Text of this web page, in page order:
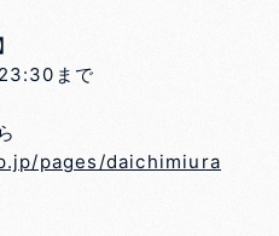
まで
pages/daichimiura